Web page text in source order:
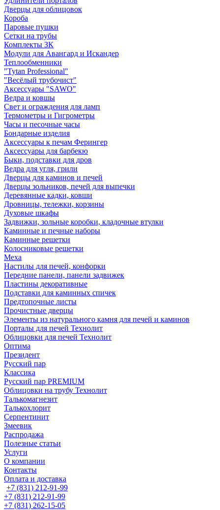
Дверцы для облицовок
Короба
Паровые пушки
Сетки на трубы
Комплекты ЗК
Модули для Авангард и Искандер
Теплообменники
"Tytan Professional"
"Весёлый трубочист"
Аксессуары "SAWO"
Ведра и ковшы
Свет и ограждения для ламп
Термометры и Гигрометры
Часы и песочные часы
Бондарные изделия
Аксессуары к печам Ферингер
Аксессуары для барбекю
Быки, подставки для дров
Ведра для угля, грили
Дверцы для каминов и печей
Дверцы зольников, печей для выпечки
Деревянные кадки, ковши
Дровницы, тележки, корзины
Духовые шкафы
Задвижки, зольные коробки, кладочные втулки
Каминные и печные наборы
Каминные решетки
Колосниковые решетки
Меха
Настилы для печей, конфорки
Передние панели, панели задвижек
Пластины декоративные
Подставки для каминных спичек
Предтопочные листы
Прочистные дверцы
Элементы из натурального камня для печей и каминов
Порталы для печей Технолит
Облицовки для печей Технолит
Оптима
Президент
Русский пар
Классика
Русский пар PREMIUM
Облицовки на трубу Технолит
Талькомагнезит
Талькохлорит
Серпентинит
Змеевик
Распродажа
Полезные статьи
Услуги
О компании
Контакты
Оплата и доставка
+7 (831) 212-91-99
+7 (831) 212-91-99
+7 (831) 262-15-05